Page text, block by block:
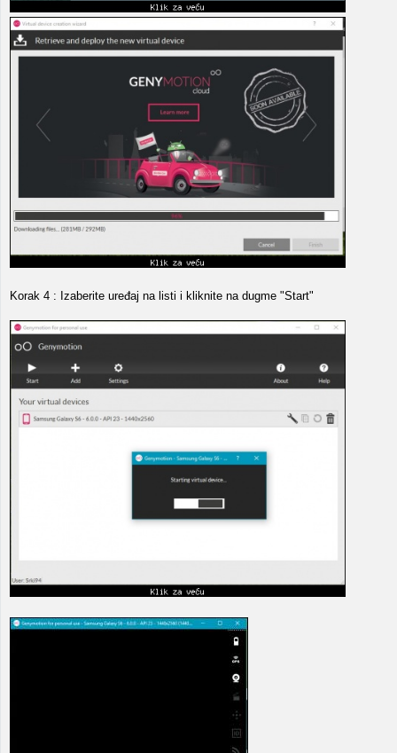
Korak 4 : Izaberite uređaj na listi i kliknite na dugme "Start"